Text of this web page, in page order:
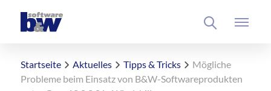
Startseite Aktuelles Tipps & Tricks
Mögliche
Probleme beim Einsatz von B&W-Softwareprodukten